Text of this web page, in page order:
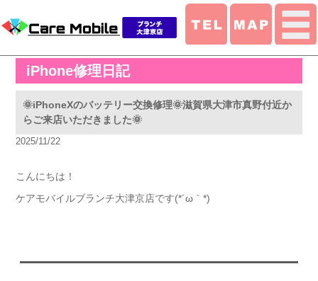
iPhone修理日記
🌞iPhoneXのバッテリー交換修理🌞滋賀県大津市真野付近か
らご来店いただきました🌞
2025/11/22
こんにちは！
ケアモバイルブランチ大津京店です(*´ω｀*)